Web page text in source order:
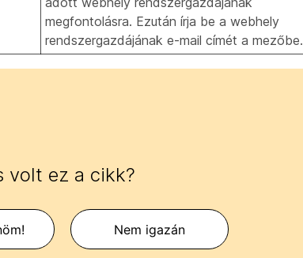
megfontolásra. Ezután írja be a webhely
rendszergazdájának e-mail címét a mezőbe.
volt ez a cikk?
Nem igazán